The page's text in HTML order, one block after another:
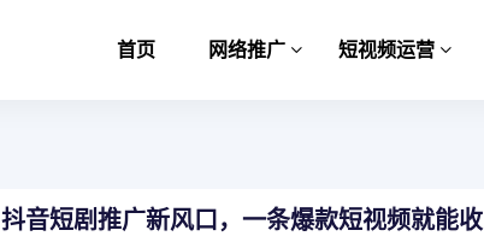
首页 网络推广 短视频运营
抖音短剧推广新风口，一条爆款短视频就能收